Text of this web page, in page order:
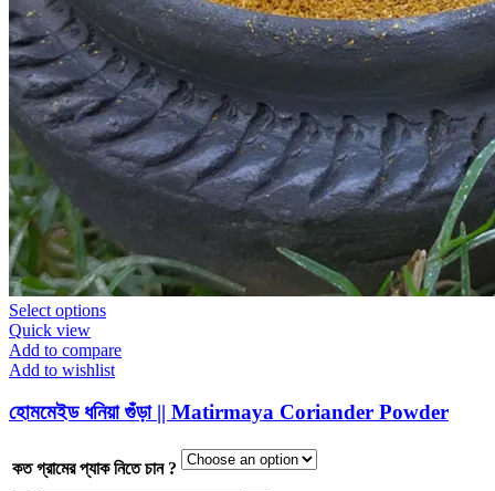
Select optionsThis
has
multiple
The
options
be
Quick view
Add to compare
Add to wishlist
হোমমেইড ধনিয়া গুঁড়া || Matirmaya Coriander Powder
কত গ্রামের প্যাক নিতে চান ?